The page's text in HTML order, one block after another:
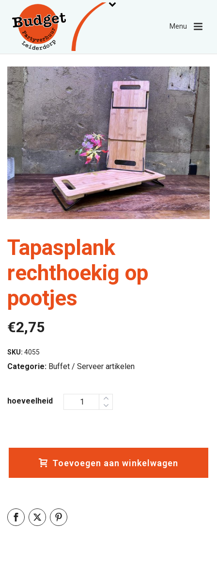
Tapasplank
rechthoekig op
pootjes
€2,75
SKU: 4055
Categorie: Buffet / Serveer artikelen
hoeveelheid
Toevoegen aan winkelwagen